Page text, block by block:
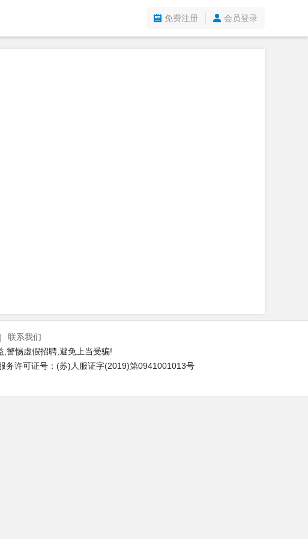
免费注册 会员登录
|
联系我们
警惕虚假招聘,避免上当受骗!
许可证号：(苏)人服证字(2019)第0941001013号